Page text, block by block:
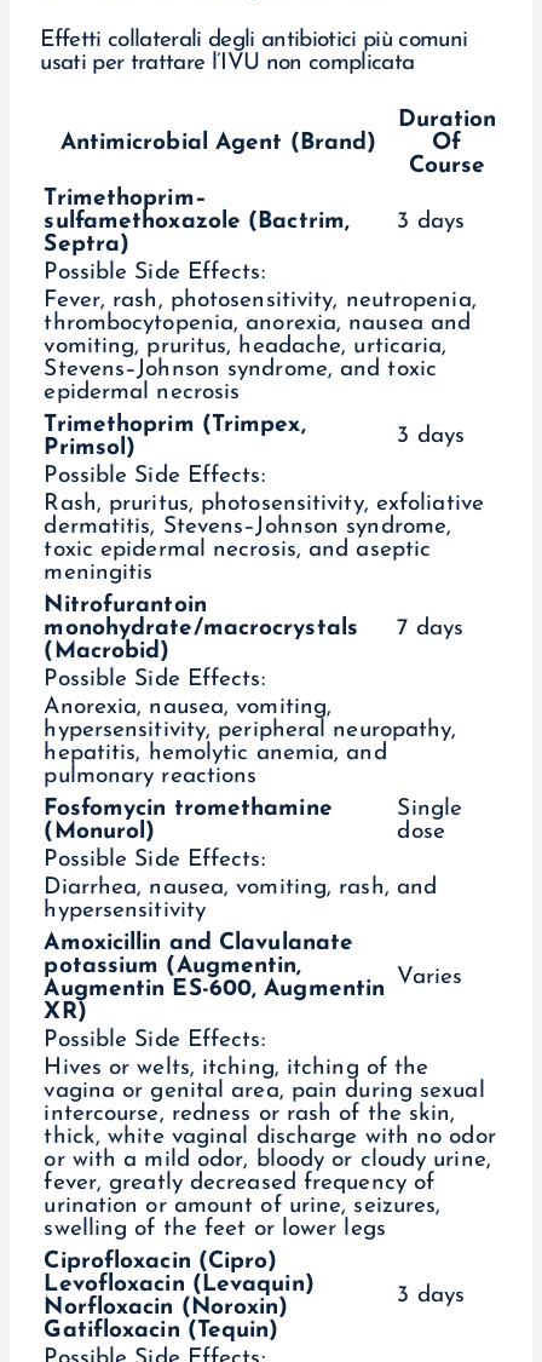
Effetti collaterali degli antibiotici più comuni
usati per trattare l’IVU non complicata
Antimicrobial Agent (Brand)
Duration
Of
Course
Trimethoprim–
sulfamethoxazole (Bactrim,
Septra)
3 days
Possible Side Effects:
Fever, rash, photosensitivity, neutropenia,
thrombocytopenia, anorexia, nausea and
vomiting, pruritus, headache, urticaria,
Stevens–Johnson syndrome, and toxic
epidermal necrosis
Trimethoprim (Trimpex,
Primsol)
3 days
Possible Side Effects:
Rash, pruritus, photosensitivity, exfoliative
dermatitis, Stevens–Johnson syndrome,
toxic epidermal necrosis, and aseptic
meningitis
Nitrofurantoin
monohydrate/macrocrystals
(Macrobid)
7 days
Possible Side Effects:
Anorexia, nausea, vomiting,
hypersensitivity, peripheral neuropathy,
hepatitis, hemolytic anemia, and
pulmonary reactions
Fosfomycin tromethamine
(Monurol)
Single
dose
Possible Side Effects:
Diarrhea, nausea, vomiting, rash, and
hypersensitivity
Amoxicillin and Clavulanate
potassium (Augmentin,
Augmentin ES-600, Augmentin
XR)
Varies
Possible Side Effects:
Hives or welts, itching, itching of the
vagina or genital area, pain during sexual
intercourse, redness or rash of the skin,
thick, white vaginal discharge with no odor
or with a mild odor, bloody or cloudy urine,
fever, greatly decreased frequency of
urination or amount of urine, seizures,
swelling of the feet or lower legs
Ciprofloxacin (Cipro)
Levofloxacin (Levaquin)
Norfloxacin (Noroxin)
Gatifloxacin (Tequin)
3 days